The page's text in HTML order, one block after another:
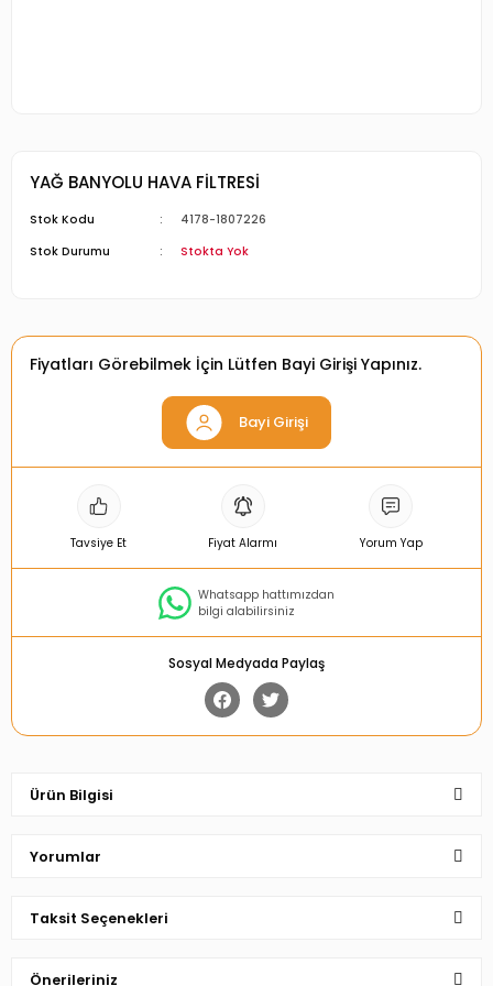
YAĞ BANYOLU HAVA FİLTRESİ
Stok Kodu
4178-1807226
Stok Durumu
Stokta Yok
Fiyatları Görebilmek İçin Lütfen Bayi Girişi Yapınız.
Bayi Girişi
Tavsiye Et Fiyat Alarmı Yorum Yap
Whatsapp hattımızdan
bilgi alabilirsiniz
Sosyal Medyada Paylaş
Ürün Bilgisi
Yorumlar
Taksit Seçenekleri
Önerileriniz